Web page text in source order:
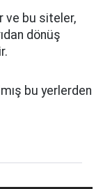
ve bu siteler,
dönüş
bu yerlerden